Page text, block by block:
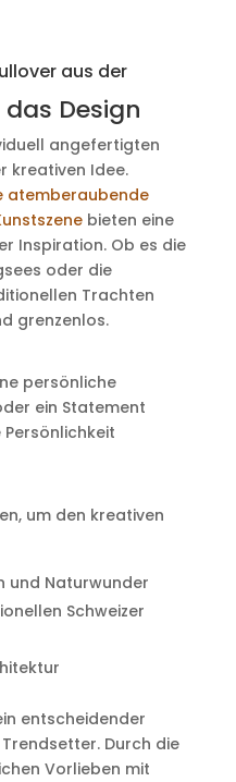
aus der
Design
angefertigten
kreativen Idee.
atemberaubende
bieten eine
Inspiration. Ob es die
oder die
Trachten
grenzenlos.
persönliche
ein Statement
um den kreativen
und Naturwunder
Schweizer
entscheidender
Durch die
Vorlieben mit